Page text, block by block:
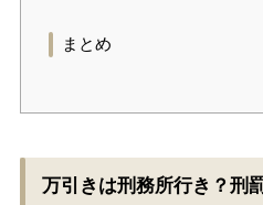
まとめ
万引きは刑務所行き？刑